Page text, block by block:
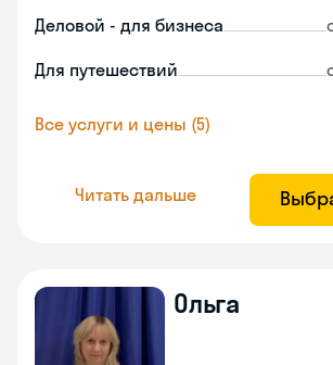
Деловой - для бизнеса
Для путешествий
Все услуги и цены (5)
Читать дальше
Ольга